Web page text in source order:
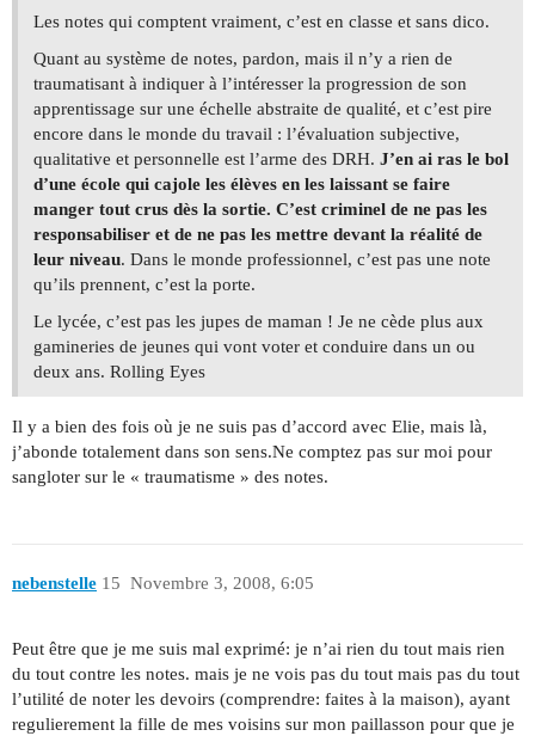
Les notes qui comptent vraiment, c’est en classe et sans dico.
Quant au système de notes, pardon, mais il n’y a rien de
traumatisant à indiquer à l’intéresser la progression de son
apprentissage sur une échelle abstraite de qualité, et c’est pire
encore dans le monde du travail : l’évaluation subjective,
qualitative et personnelle est l’arme des DRH. J’en ai ras le bol
d’une école qui cajole les élèves en les laissant se faire
manger tout crus dès la sortie. C’est criminel de ne pas les
responsabiliser et de ne pas les mettre devant la réalité de
leur niveau. Dans le monde professionnel, c’est pas une note
qu’ils prennent, c’est la porte.
Le lycée, c’est pas les jupes de maman ! Je ne cède plus aux
gamineries de jeunes qui vont voter et conduire dans un ou
deux ans. Rolling Eyes
Il y a bien des fois où je ne suis pas d’accord avec Elie, mais là,
j’abonde totalement dans son sens.Ne comptez pas sur moi pour
sangloter sur le « traumatisme » des notes.
nebenstelle Novembre 3, 2008, 6:05
15
Peut être que je me suis mal exprimé: je n’ai rien du tout mais rien
du tout contre les notes. mais je ne vois pas du tout mais pas du tout
l’utilité de noter les devoirs (comprendre: faites à la maison), ayant
regulierement la fille de mes voisins sur mon paillasson pour que je